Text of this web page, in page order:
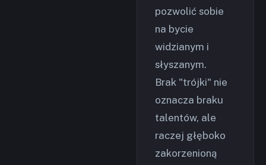
pozwolić sobie
na bycie
widzianym i
słyszanym.
Brak "trójki" nie
oznacza braku
talentów, ale
raczej głęboko
zakorzenioną